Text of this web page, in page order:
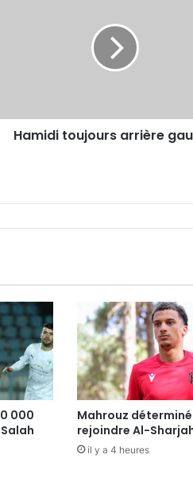
Hamidi toujours arrière
000
Mahrouz
rejoindre Al-
il y a 4 heures